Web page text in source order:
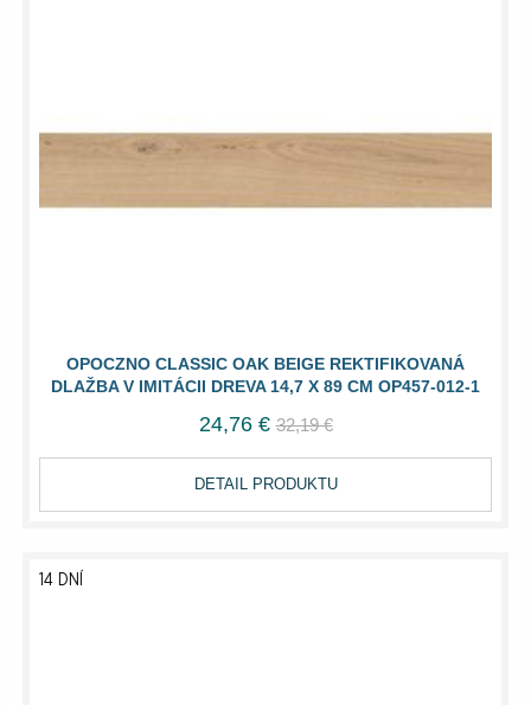
OPOCZNO CLASSIC OAK BEIGE REKTIFIKOVANÁ
DLAŽBA V IMITÁCII DREVA 14,7 X 89 CM OP457-012-1
24,76 € 32,19 €
DETAIL PRODUKTU
14 DNÍ